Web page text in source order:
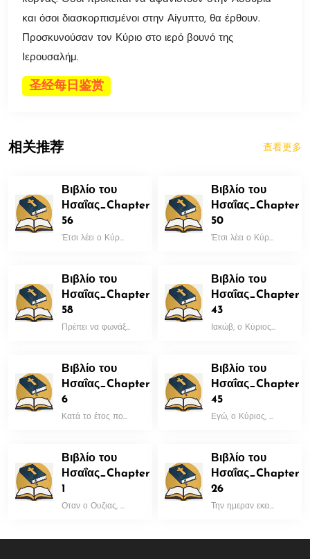
και όσοι διασκορπισμένοι στην Αίγυπτο, θα έρθουν.
Προσκυνούσαν τον Κύριο στο ιερό βουνό της
Ιερουσαλήμ.
圣经每日鉴赏
相关推荐 查看更多
Βιβλίο του
Ησαΐας_Chapter
56
Έτσι λέει ο Κύρ...
Βιβλίο του
Ησαΐας_Chapter
50
Έτσι λέει ο Κύρ...
Βιβλίο του
Ησαΐας_Chapter
58
Πρέπει να φωνάξ...
Βιβλίο του
Ησαΐας_Chapter
43
Ιακώβ, ο Κύριος...
Βιβλίο του
Ησαΐας_Chapter
6
Κατά το έτος πο...
Βιβλίο του
Ησαΐας_Chapter
45
Εγώ, ο Κύριος, ...
Βιβλίο του
Ησαΐας_Chapter
1
Οταν ο Ουζιας, ...
Βιβλίο του
Ησαΐας_Chapter
26
Την ημεραν εκει...